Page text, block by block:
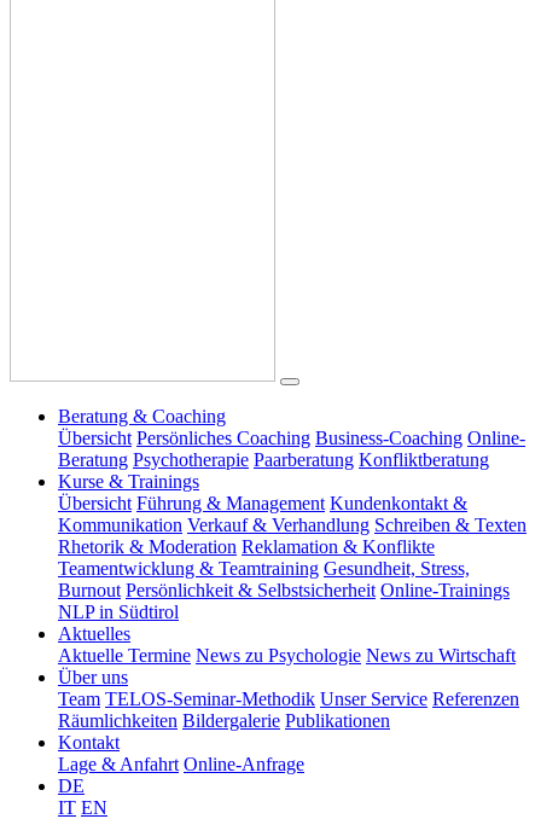
Beratung & Coaching
Übersicht Persönliches Coaching Business-Coaching Online-
Beratung Psychotherapie Paarberatung Konfliktberatung
Kurse & Trainings
Übersicht Führung & Management Kundenkontakt &
Kommunikation Verkauf & Verhandlung Schreiben & Texten
Rhetorik & Moderation Reklamation & Konflikte
Teamentwicklung & Teamtraining Gesundheit, Stress,
Burnout Persönlichkeit & Selbstsicherheit Online-Trainings
NLP in Südtirol
Aktuelles
Aktuelle Termine News zu Psychologie News zu Wirtschaft
Über uns
Team TELOS-Seminar-Methodik Unser Service Referenzen
Räumlichkeiten Bildergalerie Publikationen
Kontakt
Lage & Anfahrt Online-Anfrage
DE
IT EN